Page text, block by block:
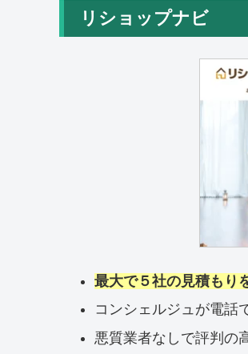
リショップナビ
最大で５社の見積もり
コンシェルジュが電話
悪質業者なしで評判の